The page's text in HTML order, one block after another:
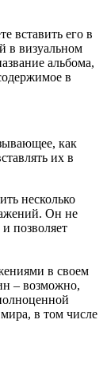
вставить его в
в визуальном
альбома,
в
как
их в
несколько
Он не
позволяет
в своем
– возможно,
в том числе